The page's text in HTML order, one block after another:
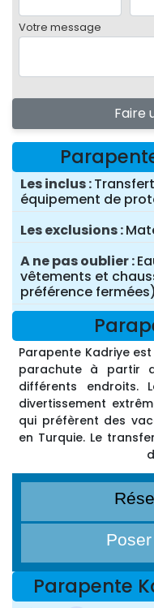
Votre message
Faire
Les inclus
équipement de
Les exclusions
A ne pas oublier
vêtements et
préférence fermées)
Parapente Kadriye
parachute à partir
différents endroits.
divertissement
qui préfèrent des
en Turquie. Le
Parapente